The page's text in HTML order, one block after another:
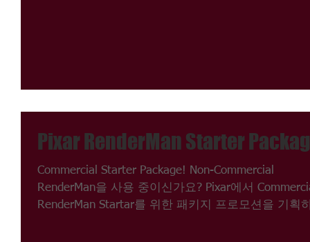
Pixar RenderMan Starter
Commercial Starter Package! Non-Commercial
RenderMan을 사용 중이신가요? Pixar에서
RenderMan Startar를 위한 패키지 프로모션을 기획